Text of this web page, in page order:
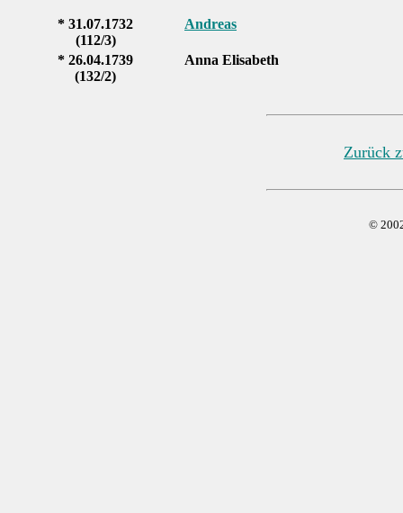
* 31.07.1732
(112/3)
Andreas
* 26.04.1739
(132/2)
Anna Elisabeth
Zurück
©